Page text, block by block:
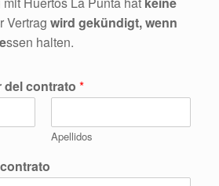
Vertrag wird gekündigt, wenn
ssen halten.
del contrato *
Apellidos